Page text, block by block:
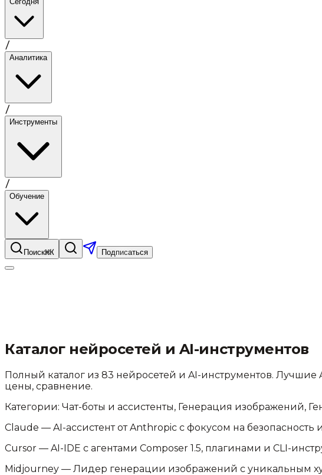
/
Аналитика
/
Инструменты
/
Обучение
Поиск⌘K Подписаться
Каталог нейросетей и AI-инструментов
Полный каталог из 83 нейросетей и AI-инструментов.
цены, сравнение.
Категории: Чат-боты и ассистенты, Генерация изображений,
Claude — AI-ассистент от Anthropic с фокусом на
Cursor — AI-IDE с агентами Composer 1.5, плагинами и CLI-
Midjourney — Лидер генерации изображений с уникальным